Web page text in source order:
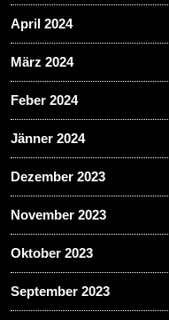
April 2024
März 2024
Feber 2024
Jänner 2024
Dezember 2023
November 2023
Oktober 2023
September 2023